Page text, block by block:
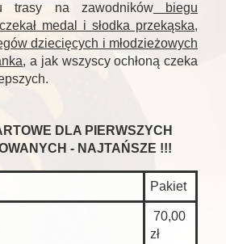
trasy na zawodnikówbiegu
medal i słodka przekąska,
dziecięcych i młodzieżowych
, a jak wszyscy ochłoną czeka
DLA PIERWSZYCH
- NAJTAŃSZE !!!
Pakiet
70,00
zł